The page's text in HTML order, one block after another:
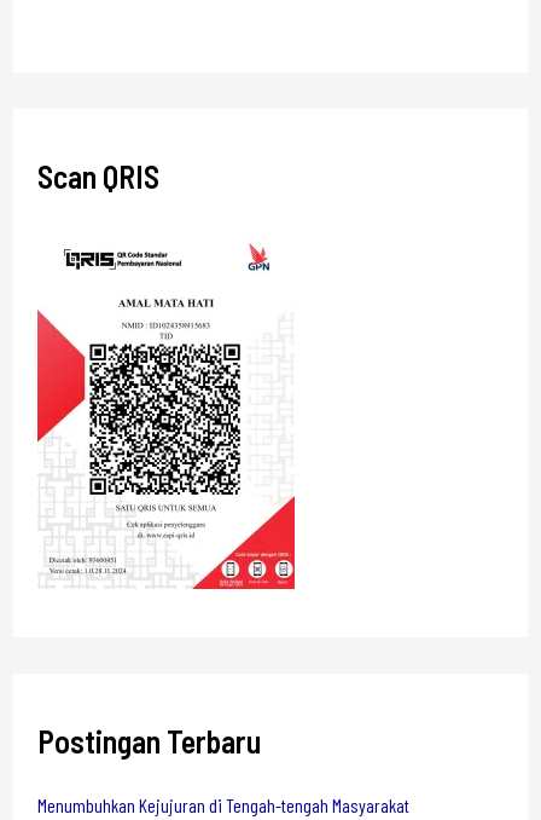
Scan QRIS
Postingan Terbaru
Menumbuhkan Kejujuran di Tengah-tengah Masyarakat